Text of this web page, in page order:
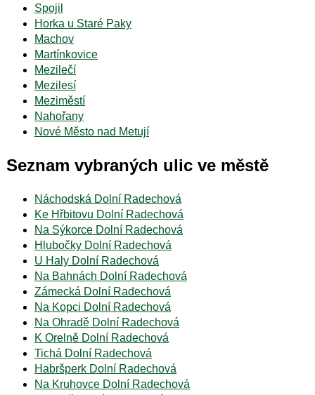
Spojil
Horka u Staré Paky
Machov
Martínkovice
Mezilečí
Mezilesí
Meziměstí
Nahořany
Nové Město nad Metují
Seznam vybraných ulic ve městě
Náchodská Dolní Radechová
Ke Hřbitovu Dolní Radechová
Na Sýkorce Dolní Radechová
Hlubočky Dolní Radechová
U Haly Dolní Radechová
Na Bahnách Dolní Radechová
Zámecká Dolní Radechová
Na Kopci Dolní Radechová
Na Ohradě Dolní Radechová
K Orelně Dolní Radechová
Tichá Dolní Radechová
Habršperk Dolní Radechová
Na Kruhovce Dolní Radechová